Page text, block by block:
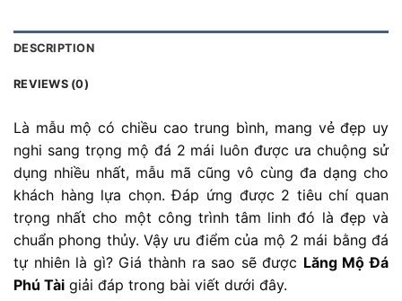
DESCRIPTION
REVIEWS (0)
Là mẫu mộ có chiều cao trung bình, mang vẻ đẹp uy
nghi sang trọng mộ đá 2 mái luôn được ưa chuộng sử
dụng nhiều nhất, mẫu mã cũng vô cùng đa dạng cho
khách hàng lựa chọn. Đáp ứng được 2 tiêu chí quan
trọng nhất cho một công trình tâm linh đó là đẹp và
chuẩn phong thủy. Vậy ưu điểm của mộ 2 mái bằng đá
tự nhiên là gì? Giá thành ra sao sẽ được Lăng Mộ Đá
Phú Tài giải đáp trong bài viết dưới đây.